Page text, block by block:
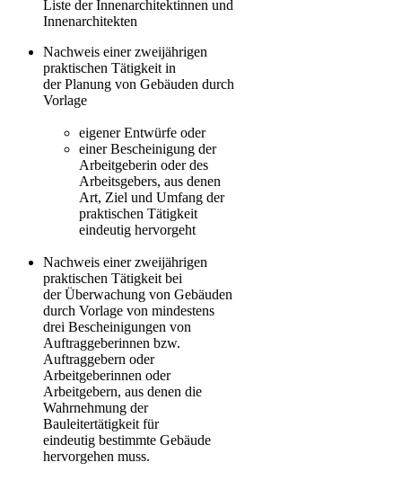
Liste der Innenarchitektinnen und
Innenarchitekten
Nachweis einer zweijährigen
praktischen Tätigkeit in
der Planung von Gebäuden durch
Vorlage
eigener Entwürfe oder
einer Bescheinigung der
Arbeitgeberin oder des
Arbeitsgebers, aus denen
Art, Ziel und Umfang der
praktischen Tätigkeit
eindeutig hervorgeht
Nachweis einer zweijährigen
praktischen Tätigkeit bei
der Überwachung von Gebäuden
durch Vorlage von mindestens
drei Bescheinigungen von
Auftraggeberinnen bzw.
Auftraggebern oder
Arbeitgeberinnen oder
Arbeitgebern, aus denen die
Wahrnehmung der
Bauleitertätigkeit für
eindeutig bestimmte Gebäude
hervorgehen muss.